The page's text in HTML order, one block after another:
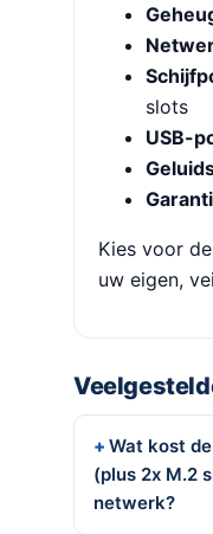
slots
USB-
Kies voor
uw eigen,
Wat kost
(plus 2x M.2
netwerk?